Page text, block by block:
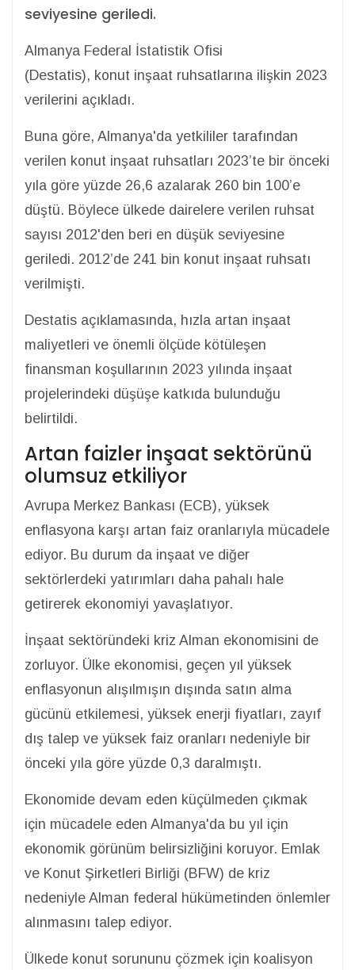
seviyesine geriledi.
Almanya Federal İstatistik Ofisi
(Destatis), konut inşaat ruhsatlarına ilişkin 2023
verilerini açıkladı.
Buna göre, Almanya'da yetkililer tarafından
verilen konut inşaat ruhsatları 2023’te bir önceki
yıla göre yüzde 26,6 azalarak 260 bin 100’e
düştü. Böylece ülkede dairelere verilen ruhsat
sayısı 2012'den beri en düşük seviyesine
geriledi. 2012’de 241 bin konut inşaat ruhsatı
verilmişti.
Destatis açıklamasında, hızla artan inşaat
maliyetleri ve önemli ölçüde kötüleşen
finansman koşullarının 2023 yılında inşaat
projelerindeki düşüşe katkıda bulunduğu
belirtildi.
Artan faizler inşaat sektörünü
olumsuz etkiliyor
Avrupa Merkez Bankası (ECB), yüksek
enflasyona karşı artan faiz oranlarıyla mücadele
ediyor. Bu durum da inşaat ve diğer
sektörlerdeki yatırımları daha pahalı hale
getirerek ekonomiyi yavaşlatıyor.
İnşaat sektöründeki kriz Alman ekonomisini de
zorluyor. Ülke ekonomisi, geçen yıl yüksek
enflasyonun alışılmışın dışında satın alma
gücünü etkilemesi, yüksek enerji fiyatları, zayıf
dış talep ve yüksek faiz oranları nedeniyle bir
önceki yıla göre yüzde 0,3 daralmıştı.
Ekonomide devam eden küçülmeden çıkmak
için mücadele eden Almanya'da bu yıl için
ekonomik görünüm belirsizliğini koruyor. Emlak
ve Konut Şirketleri Birliği (BFW) de kriz
nedeniyle Alman federal hükümetinden önlemler
alınmasını talep ediyor.
Ülkede konut sorununu çözmek için koalisyon